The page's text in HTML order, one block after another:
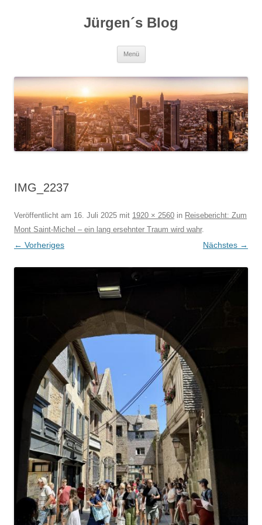
Jürgen´s Blog
Menü
IMG_2237
Veröffentlicht am 16. Juli 2025 mit 1920 × 2560 in Reisebericht: Zum
Mont Saint-Michel – ein lang ersehnter Traum wird wahr.
← Vorheriges Nächstes →